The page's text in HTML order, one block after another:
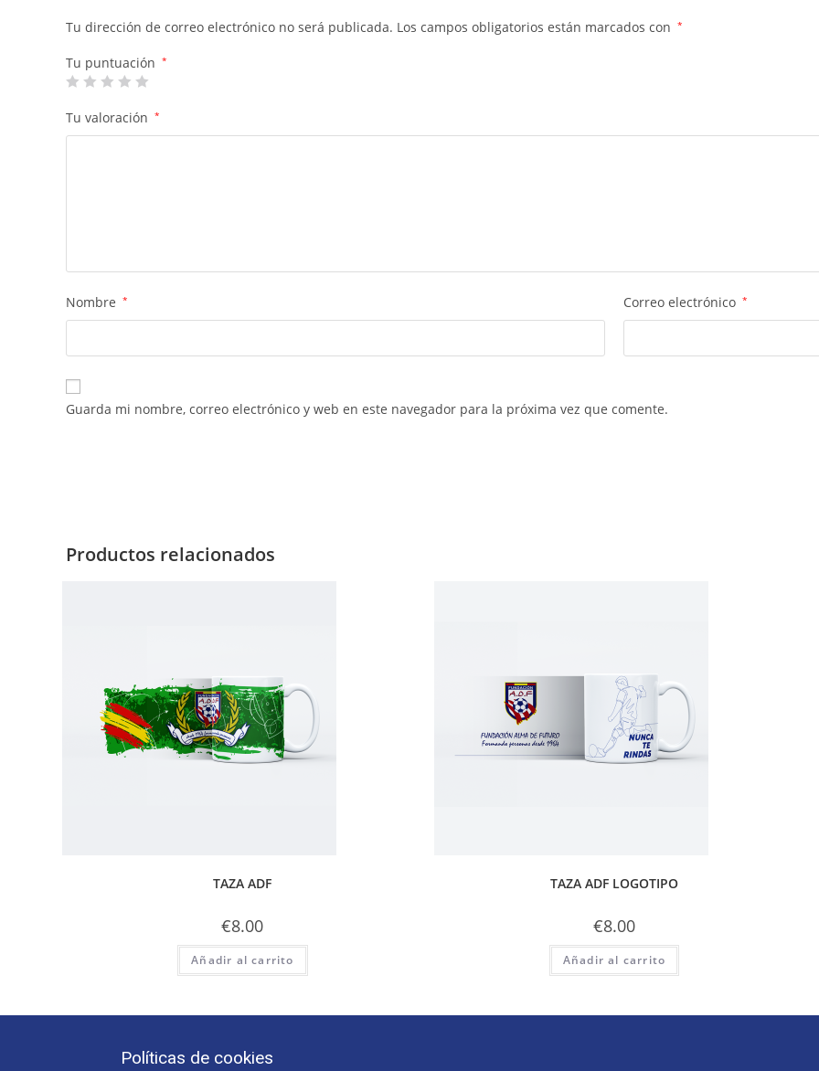
Tu dirección de correo electrónico no será publicada. Los campos obligatorios están marcados con *
Tu puntuación *
Tu valoración *
Nombre * Correo electrónico *
Guarda mi nombre, correo electrónico y web en este navegador para la próxima vez que comente.
Productos relacionados
TAZA ADF
€8.00
Añadir al carrito
TAZA ADF LOGOTIPO
€8.00
Añadir al carrito
Políticas de cookies